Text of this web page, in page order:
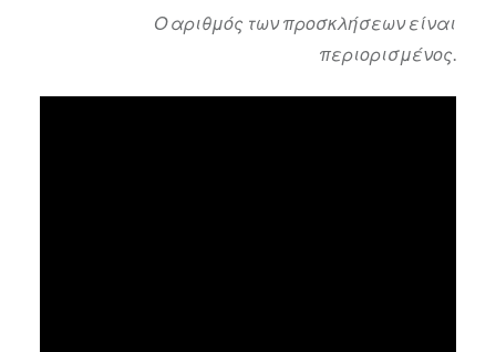
Ο αριθμός των προσκλήσεων είναι
περιορισμένος.